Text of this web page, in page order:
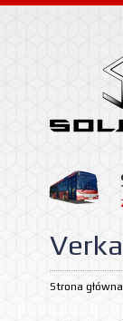
Strona główna